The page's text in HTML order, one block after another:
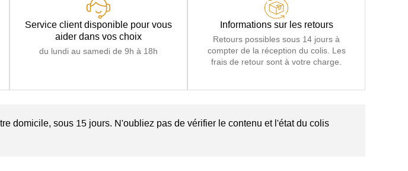
Service client disponible pour vous
aider dans vos choix
du lundi au samedi de 9h à 18h
Informations sur les retours
Retours possibles sous 14 jours à
compter de la réception du colis. Les
frais de retour sont à votre charge.
domicile, sous 15 jours. N'oubliez pas de vérifier le contenu et l'état du colis